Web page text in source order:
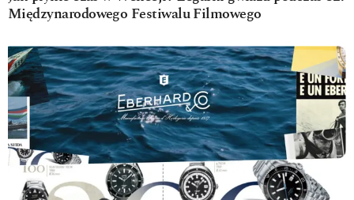
Międzynarodowego Festiwalu Filmowego